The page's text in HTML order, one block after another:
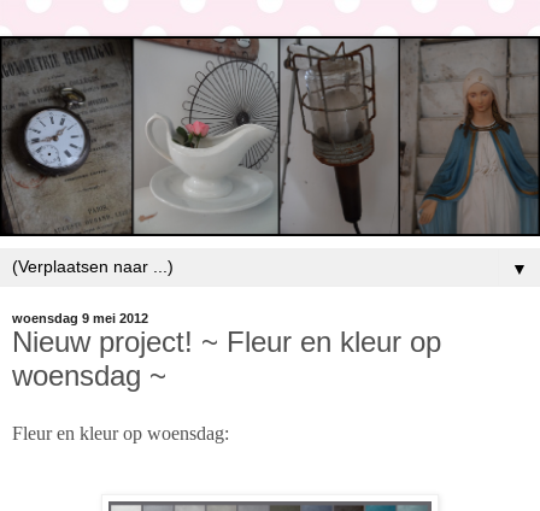
▼
woensdag 9 mei 2012
Nieuw project! ~ Fleur en kleur op
woensdag ~
Fleur en kleur op woensdag: